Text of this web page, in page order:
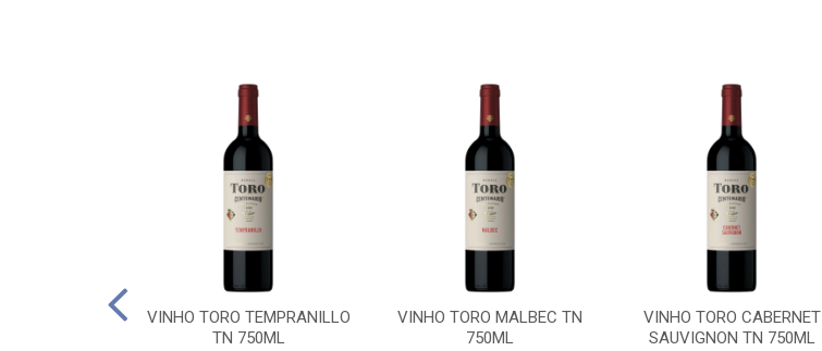
VINHO TORO TEMPRANILLO
TN 750ML
VINHO TORO MALBEC TN
750ML
VINHO TORO CABERNET
SAUVIGNON TN 750ML